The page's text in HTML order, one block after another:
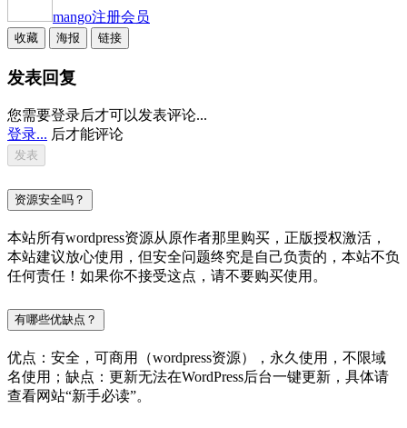
mango注册会员
收藏 海报 链接
发表回复
您需要登录后才可以发表评论...
登录... 后才能评论
资源安全吗？
本站所有wordpress资源从原作者那里购买，正版授权激活，
本站建议放心使用，但安全问题终究是自己负责的，本站不负
任何责任！如果你不接受这点，请不要购买使用。
有哪些优缺点？
优点：安全，可商用（wordpress资源），永久使用，不限域
名使用；缺点：更新无法在WordPress后台一键更新，具体请
查看网站“新手必读”。